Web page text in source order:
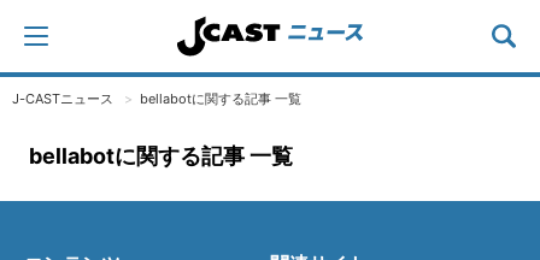
J-CASTニュース bellabotに関する記事 一覧
bellabotに関する記事 一覧